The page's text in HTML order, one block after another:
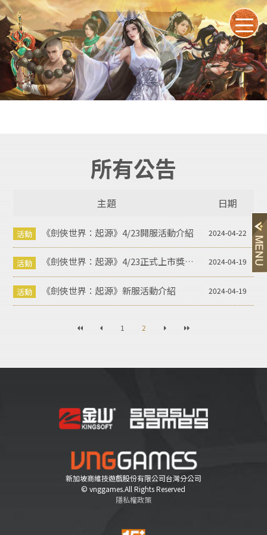
所有公告
主題 日期
《劍俠世界：起源》4/23開服活動介紹 2024-04-22
《劍俠世界：起源》4/23正式上市獎勵領取說明 2024-04-19
《劍俠世界：起源》新服活動介紹 2024-04-19
1 2
新加坡商維技遊戲股份有限公司台灣分公司
© vnggames.All Rights Reserved
隱私權政策